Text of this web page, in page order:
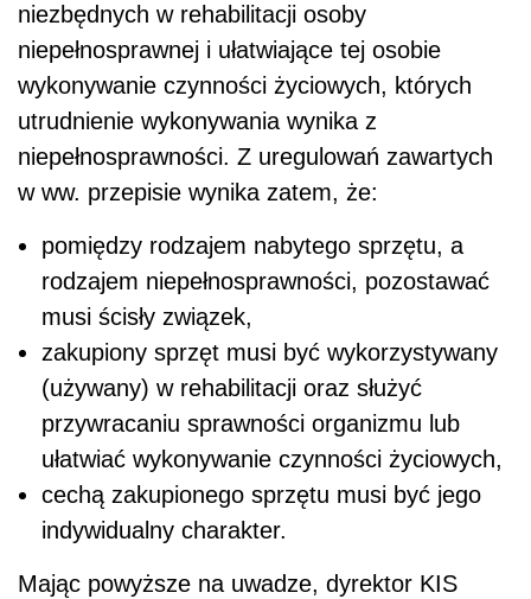
niezbędnych w rehabilitacji osoby
niepełnosprawnej i ułatwiające tej osobie
wykonywanie czynności życiowych, których
utrudnienie wykonywania wynika z
niepełnosprawności. Z uregulowań zawartych
w ww. przepisie wynika zatem, że:
pomiędzy rodzajem nabytego sprzętu, a
rodzajem niepełnosprawności, pozostawać
musi ścisły związek,
zakupiony sprzęt musi być wykorzystywany
(używany) w rehabilitacji oraz służyć
przywracaniu sprawności organizmu lub
ułatwiać wykonywanie czynności życiowych,
cechą zakupionego sprzętu musi być jego
indywidualny charakter.
Mając powyższe na uwadze, dyrektor KIS